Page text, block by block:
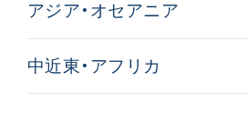
アジア・オセアニア
中近東・アフリカ